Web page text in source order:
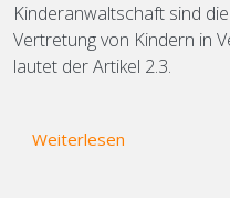
Kinderanwaltschaft sind
Vertretung von Kindern in
lautet der Artikel 2.3.
Weiterlesen